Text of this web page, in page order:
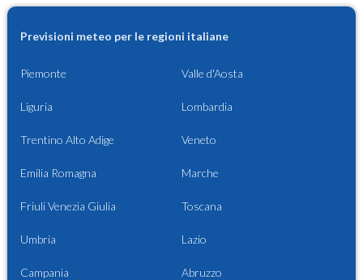
Previsioni meteo per le regioni italiane
Piemonte Valle d'Aosta
Liguria Lombardia
Trentino Alto Adige Veneto
Emilia Romagna Marche
Friuli Venezia Giulia Toscana
Umbria Lazio
Campania Abruzzo